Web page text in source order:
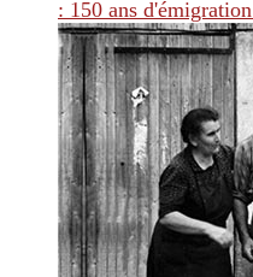
: 150 ans d'émigration